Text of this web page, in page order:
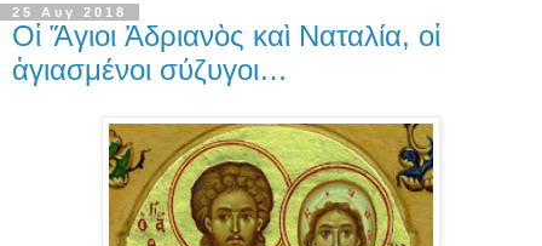
25 Αυγ 2018
Οἱ Ἅγιοι Ἀδριανὸς καὶ Ναταλία, οἱ
ἁγιασμένοι σύζυγοι…